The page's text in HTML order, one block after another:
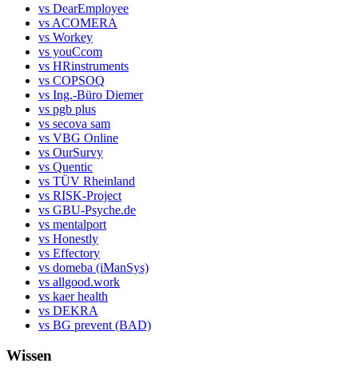
vs DearEmployee
vs ACOMERA
vs Workey
vs youCcom
vs HRinstruments
vs COPSOQ
vs Ing.-Büro Diemer
vs pgb plus
vs secova sam
vs VBG Online
vs OurSurvy
vs Quentic
vs TÜV Rheinland
vs RISK-Project
vs GBU-Psyche.de
vs mentalport
vs Honestly
vs Effectory
vs domeba (iManSys)
vs allgood.work
vs kaer health
vs DEKRA
vs BG prevent (BAD)
Wissen